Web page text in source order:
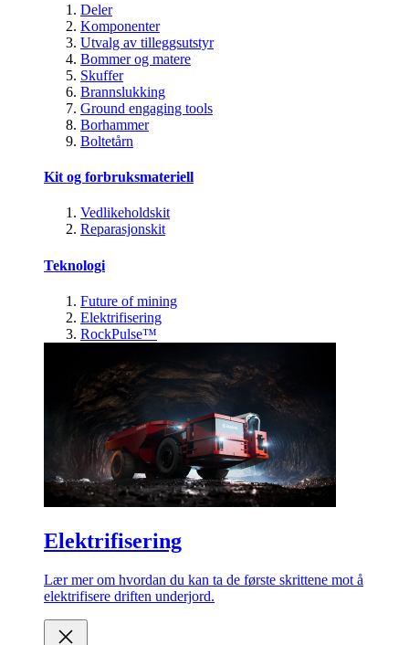
Deler
Komponenter
Utvalg av tilleggsutstyr
Bommer og matere
Skuffer
Brannslukking
Ground engaging tools
Borhammer
Boltetårn
Kit og forbruksmateriell
Vedlikeholdskit
Reparasjonskit
Teknologi
Future of mining
Elektrifisering
RockPulse™
Elektrifisering
Lær mer om hvordan du kan ta de første skrittene mot å
elektrifisere driften underjord.